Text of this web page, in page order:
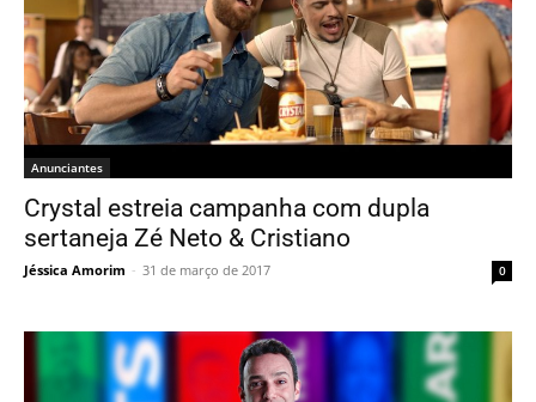
Anunciantes
Crystal estreia campanha com dupla
sertaneja Zé Neto & Cristiano
Jéssica Amorim - 31 de março de 2017 0